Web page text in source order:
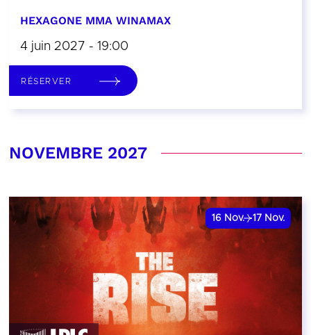
HEXAGONE MMA WINAMAX
4 juin 2027 - 19:00
RÉSERVER
NOVEMBRE 2027
16 Nov. 17 Nov.